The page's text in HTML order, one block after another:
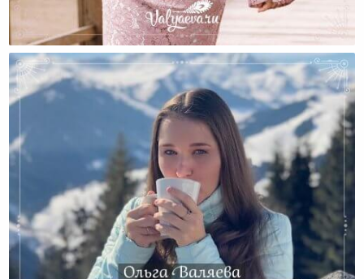
Материнство И Карьера